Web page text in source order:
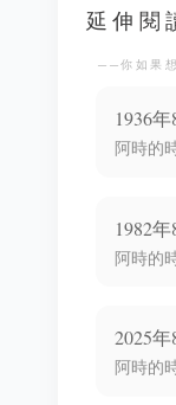
延伸閱
──你如果
1936
阿時的
1982
阿時的
2025
阿時的